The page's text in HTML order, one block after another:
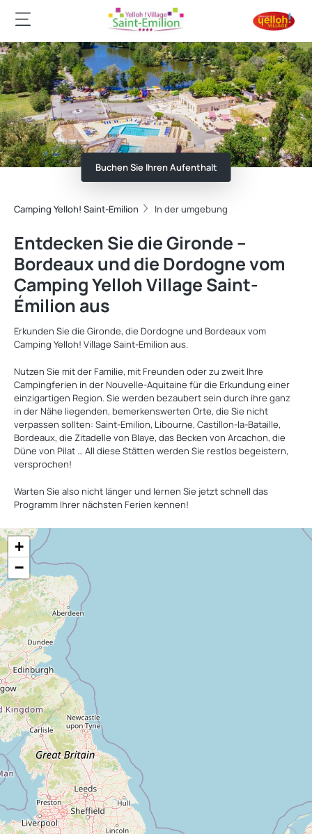
Buchen Sie Ihren Aufenthalt
Camping Yelloh! Saint-Emilion In der umgebung
Entdecken Sie die Gironde –
Bordeaux und die Dordogne vom
Camping Yelloh Village Saint-
Émilion aus
Erkunden Sie die Gironde, die Dordogne und Bordeaux vom
Camping Yelloh! Village Saint-Emilion aus.
Nutzen Sie mit der Familie, mit Freunden oder zu zweit Ihre
Campingferien in der Nouvelle-Aquitaine für die Erkundung einer
einzigartigen Region. Sie werden bezaubert sein durch ihre ganz
in der Nähe liegenden, bemerkenswerten Orte, die Sie nicht
verpassen sollten: Saint-Emilion, Libourne, Castillon-la-Bataille,
Bordeaux, die Zitadelle von Blaye, das Becken von Arcachon, die
Düne von Pilat … All diese Stätten werden Sie restlos begeistern,
versprochen!
Warten Sie also nicht länger und lernen Sie jetzt schnell das
Programm Ihrer nächsten Ferien kennen!
+
−